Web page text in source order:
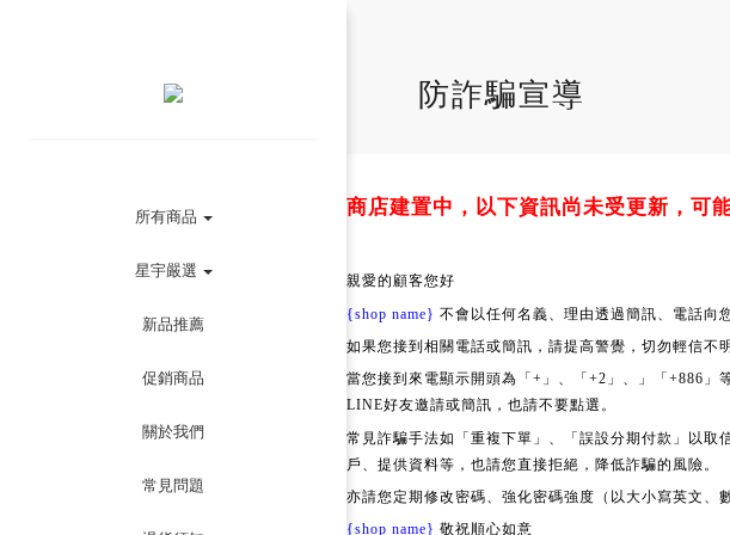
所有商品
星宇嚴選
新品推薦
促銷商品
關於我們
常見問題
防詐騙宣導
商店建置中，以下資訊尚未受更新，可
親愛的顧客您好
{shop name} 不會以任何名義、理由透過簡訊、電話向
如果您接到相關電話或簡訊，請提高警覺，切勿輕信不
當您接到來電顯示開頭為「+」、「+2」、」「+886」
LINE好友邀請或簡訊，也請不要點選。
常見詐騙手法如「重複下單」、「誤設分期付款」以
戶、提供資料等，也請您直接拒絕，降低詐騙的風險。
亦請您定期修改密碼、強化密碼強度（以大小寫英文、
{shop name} 敬祝順心如意